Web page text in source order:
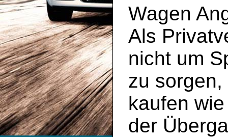
Wagen
Als
nicht um
zu
kaufen
der